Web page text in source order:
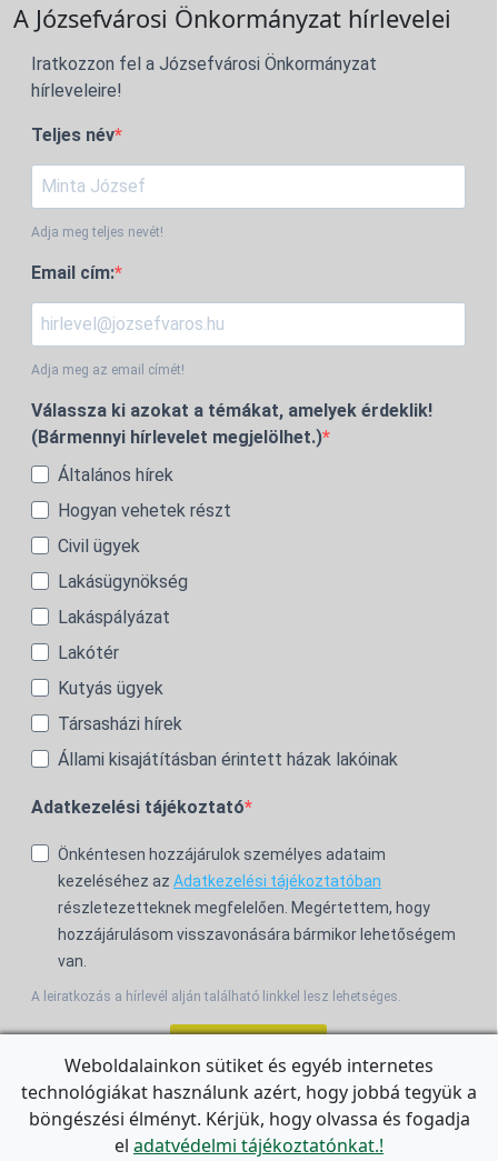
A Józsefvárosi Önkormányzat hírlevelei
Iratkozzon fel a Józsefvárosi Önkormányzat
hírleveleire!
Teljes név
Adja meg teljes nevét!
Email cím:
Adja meg az email címét!
Válassza ki azokat a témákat, amelyek érdeklik!
(Bármennyi hírlevelet megjelölhet.)
Általános hírek
Hogyan vehetek részt
Civil ügyek
Lakásügynökség
Lakáspályázat
Lakótér
Kutyás ügyek
Társasházi hírek
Állami kisajátításban érintett házak lakóinak
Adatkezelési tájékoztató
Önkéntesen hozzájárulok személyes adataim
kezeléséhez az Adatkezelési tájékoztatóban
részletezetteknek megfelelően. Megértettem, hogy
hozzájárulásom visszavonására bármikor lehetőségem
van.
A leiratkozás a hírlevél alján található linkkel lesz lehetséges.
For the English Newsletter, clickHERE.
Weboldalainkon sütiket és egyéb internetes
technológiákat használunk azért, hogy jobbá tegyük a
böngészési élményt. Kérjük, hogy olvassa és fogadja
el adatvédelmi tájékoztatónkat.!